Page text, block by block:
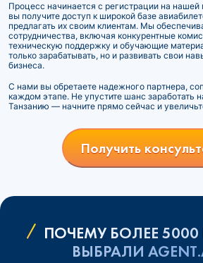
Процесс начинается с регистрации на нашей
вы получите доступ к широкой базе
предлагать их своим клиентам. Мы
сотрудничества, включая конкурентные
техническую поддержку и обучающие
только зарабатывать, но и развивать свои
бизнеса.
С нами вы обретаете надежного партнера,
каждом этапе. Не упустите шанс заработать
Танзанию — начните прямо сейчас и
Получить
ПОЧЕМУ БОЛЕЕ
ВЫБРАЛИ